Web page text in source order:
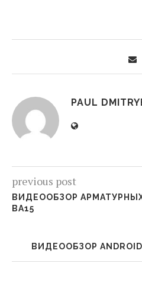
PAUL
previous post
ВИДЕООБЗОР
BA15
ВИДЕООБЗОР